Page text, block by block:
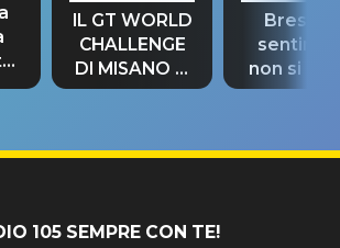
IL GT WORLD
CHALLENGE
DI MISANO si
riconferma
Bresh:
non si
fino alla
105 SEMPRE CON TE!